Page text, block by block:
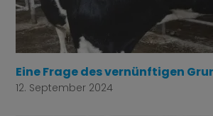
Eine Frage des vernünftigen
12. September 2024